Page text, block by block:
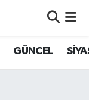
GÜNCEL